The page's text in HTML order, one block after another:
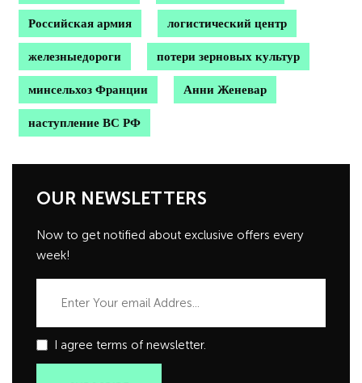
Российская армия логистический центр
железныедороги потери зерновых культур
минсельхоз Франции Анни Женевар
наступление ВС РФ
OUR NEWSLETTERS
Now to get notified about exclusive offers every
week!
I agree terms of newsletter.